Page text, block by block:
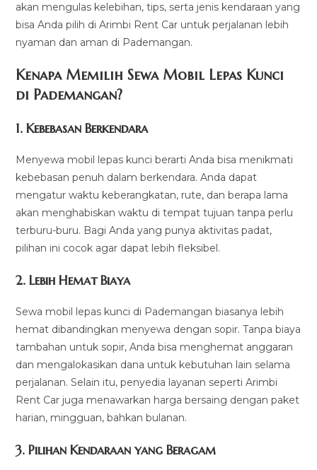
akan mengulas kelebihan, tips, serta jenis kendaraan yang
bisa Anda pilih di Arimbi Rent Car untuk perjalanan lebih
nyaman dan aman di Pademangan.
Kenapa Memilih Sewa Mobil Lepas Kunci
di Pademangan?
1. Kebebasan Berkendara
Menyewa mobil lepas kunci berarti Anda bisa menikmati
kebebasan penuh dalam berkendara. Anda dapat
mengatur waktu keberangkatan, rute, dan berapa lama
akan menghabiskan waktu di tempat tujuan tanpa perlu
terburu-buru. Bagi Anda yang punya aktivitas padat,
pilihan ini cocok agar dapat lebih fleksibel.
2. Lebih Hemat Biaya
Sewa mobil lepas kunci di Pademangan biasanya lebih
hemat dibandingkan menyewa dengan sopir. Tanpa biaya
tambahan untuk sopir, Anda bisa menghemat anggaran
dan mengalokasikan dana untuk kebutuhan lain selama
perjalanan. Selain itu, penyedia layanan seperti Arimbi
Rent Car juga menawarkan harga bersaing dengan paket
harian, mingguan, bahkan bulanan.
3. Pilihan Kendaraan yang Beragam